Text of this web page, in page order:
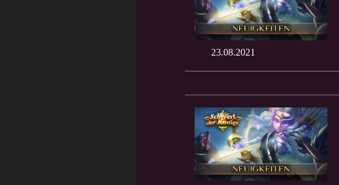
23.08.2021